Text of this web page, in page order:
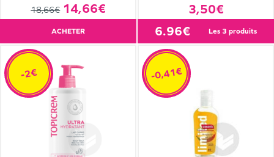
18,66€ 14,66€
ACHETER
3,50€
6.96€ les 3 produits
-2€ -0,41€